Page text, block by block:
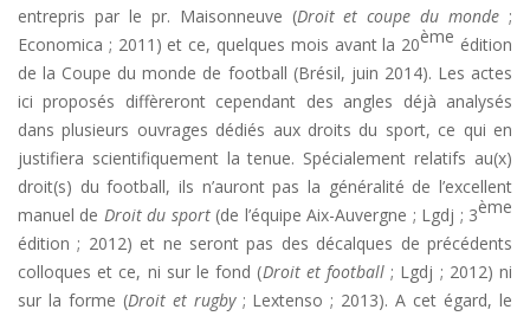
entrepris par le pr. Maisonneuve (Droit et coupe du monde ;
Economica ; 2011) et ce, quelques mois avant la 20ème édition
de la Coupe du monde de football (Brésil, juin 2014). Les actes
ici proposés diffèreront cependant des angles déjà analysés
dans plusieurs ouvrages dédiés aux droits du sport, ce qui en
justifiera scientifiquement la tenue. Spécialement relatifs au(x)
droit(s) du football, ils n’auront pas la généralité de l’excellent
manuel de Droit du sport (de l’équipe Aix-Auvergne ; Lgdj ; 3ème
édition ; 2012) et ne seront pas des décalques de précédents
colloques et ce, ni sur le fond (Droit et football; Lgdj ; 2012) ni
sur la forme (Droit et rugby ; Lextenso ; 2013). A cet égard, le